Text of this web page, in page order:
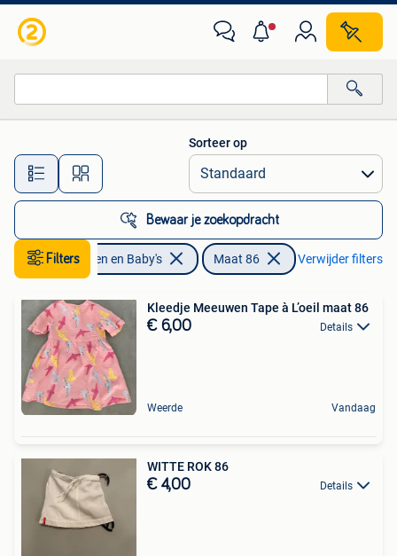
Alle afstanden…
Sorteer op
Bewaar je zoekopdracht
Filters
Kinderen en Baby's Maat 86 Verwijder filters
Kleedje Meeuwen Tape à L’oeil maat 86
€ 6,00 Details
Weerde Vandaag
WITTE ROK 86
€ 4,00 Details